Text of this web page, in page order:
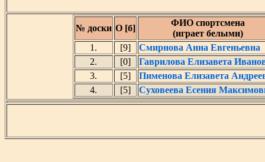
№ доски О [б]
ФИО спортсмена
(играет белыми)
1.
[9]
Смирнова Анна Евгеньевна
2.
[0]
Гаврилова Елизавета
3.
[5]
Пименова Елизавета
4.
[5] Суховеева Есения